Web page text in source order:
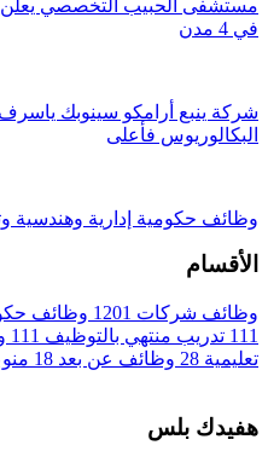
في 4 مدن
البكالوريوس فأعلى
وظائف حكومية إدارية وهندسية
الأقسام
وظائف شركات 1201 وظائف
111 تدريب منتهي بالتوظيف 111
تعليمية 28 وظائف عن بعد 18
هفيدك بلس